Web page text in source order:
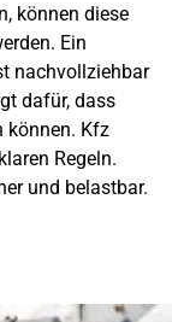
können diese
Ein
nachvollziehbar
dafür, dass
können. Kfz
Regeln.
und belastbar.